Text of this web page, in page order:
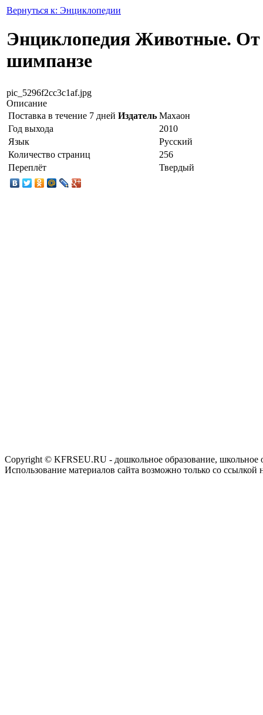
Вернуться к: Энциклопедии
Энциклопедия Животные.
шимпанзе
pic_5296f2cc3c1af.jpg
Описание
Поставка в течение 7 дней Издатель Махаон
Год выхода
2010
Язык
Русский
Количество страниц
256
Переплёт
Твердый
Copyright © KFRSEU.RU - дошкольное образование, школьное
Использование материалов сайта возможно только со ссылкой